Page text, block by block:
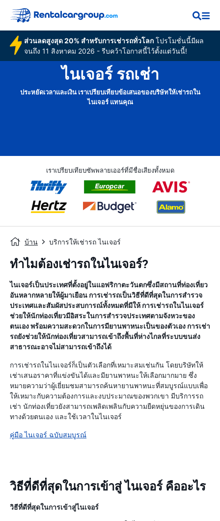
ส่วนลดสูงสุด 20% สำหรับการเช่ารถทั่วโลกโปรโมชั่นนี้มีผล
จนถึง 11 สิงหาคม 2026 - รีบคว้าโอกาสนี้ไว้ตั้งแต่วันนี้!
ไนเจอร์ รถเช่า
ประหยัดเวลาและเงิน เราเปรียบเทียบข้อเสนอของบริษัทให้เช่ารถใน
ไนเจอร์ แทนคุณ
เราเปรียบเทียบซัพพลายเออร์ที่มีชื่อเสียงทั้งหมด
บ้าน บริการให้เช่ารถ ไนเจอร์
ทำไมต้องเช่ารถในไนเจอร์?
ไนเจอร์เป็นประเทศที่ตั้งอยู่ในแอฟริกาตะวันตกซึ่งมีสถานที่ท่องเที่ยว
อันหลากหลายให้ผู้มาเยือน การเช่ารถเป็นวิธีที่ดีที่สุดในการสำรวจ
ประเทศและสัมผัสประสบการณ์ทั้งหมดที่มีให้ การเช่ารถในไนเจอร์
ช่วยให้นักท่องเที่ยวมีอิสระในการสำรวจประเทศตามจังหวะของ
ตนเอง พร้อมความสะดวกในการมียานพาหนะเป็นของตัวเอง การเช่า
รถยังช่วยให้นักท่องเที่ยวสามารถเข้าถึงพื้นที่ห่างไกลที่ระบบขนส่ง
สาธารณะอาจไม่สามารถเข้าถึงได้
การเช่ารถในไนเจอร์ก็เป็นตัวเลือกที่เหมาะสมเช่นกัน โดยบริษัทให้
เช่าเสนอราคาที่แข่งขันได้และมียานพาหนะให้เลือกมากมาย ซึ่ง
หมายความว่าผู้เยี่ยมชมสามารถค้นหายานพาหนะที่สมบูรณ์แบบเพื่อ
ให้เหมาะกับความต้องการและงบประมาณของพวกเขา มีบริการรถ
เช่า นักท่องเที่ยวยังสามารถเพลิดเพลินกับความยืดหยุ่นของการเดิน
ทางด้วยตนเอง และใช้เวลาในไนเจอร์
คู่มือ ไนเจอร์ ฉบับสมบูรณ์
วิธีที่ดีที่สุดในการเข้าสู่ ไนเจอร์ คืออะไร
วิธีที่ดีที่สุดในการเข้าสู่ไนเจอร์